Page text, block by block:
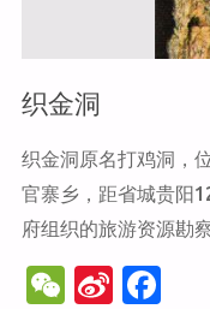
织金洞
织金洞原名打鸡洞，
官寨乡，距省城贵阳
府组织的旅游资源勘
W
Si